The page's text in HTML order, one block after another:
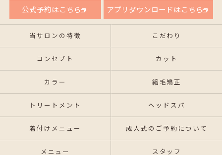
公式予約はこちら アプリダウンロードはこちら
当サロンの特徴 こだわり
コンセプト カット
カラー 縮毛矯正
トリートメント ヘッドスパ
着付けメニュー 成人式のご予約について
メニュー スタッフ